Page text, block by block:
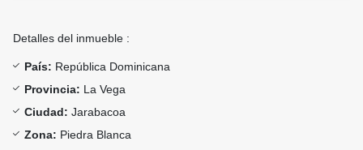
Detalles del inmueble :
País: República Dominicana
Provincia: La Vega
Ciudad: Jarabacoa
Zona: Piedra Blanca